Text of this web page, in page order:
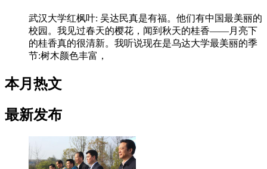
武汉大学红枫叶: 吴达民真是有福。他们有中国最美丽的
校园。我见过春天的樱花，闻到秋天的桂香——月亮下
的桂香真的很清新。我听说现在是乌达大学最美丽的季
节:树木颜色丰富，
本月热文
最新发布